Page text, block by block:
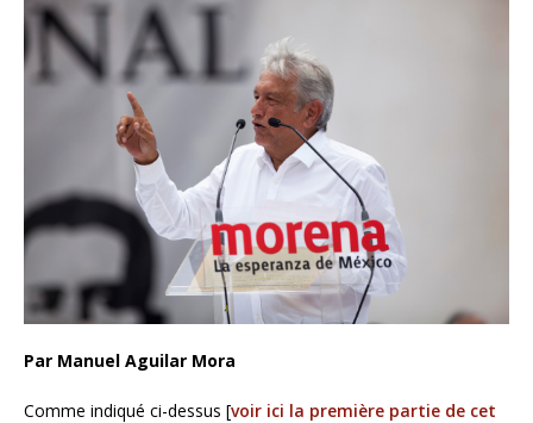
Par Manuel Aguilar Mora
Comme indiqué ci-dessus [voir ici la première partie de cet